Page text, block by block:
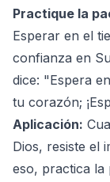
Practique la
Esperar en el
confianza en
dice: "Espera
tu corazón;
Aplicación:
Dios, resiste el
eso, practica la